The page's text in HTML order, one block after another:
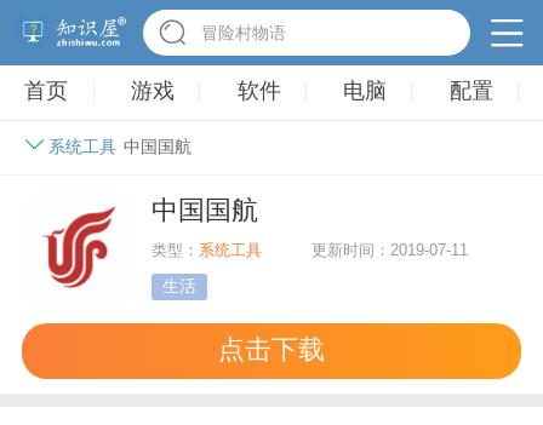
冒险村物语
首页 游戏 软件 电脑 配置
系统工具 中国国航
中国国航
类型： 系统工具 更新时间：2019-07-11
生活
点击下载